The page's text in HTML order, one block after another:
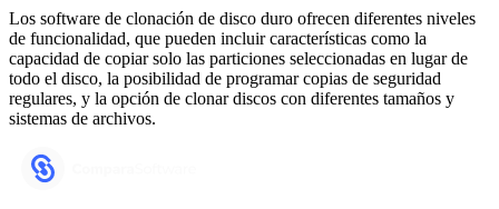
Los software de clonación de disco duro ofrecen diferentes niveles
de funcionalidad, que pueden incluir características como la
capacidad de copiar solo las particiones seleccionadas en lugar de
todo el disco, la posibilidad de programar copias de seguridad
regulares, y la opción de clonar discos con diferentes tamaños y
sistemas de archivos.